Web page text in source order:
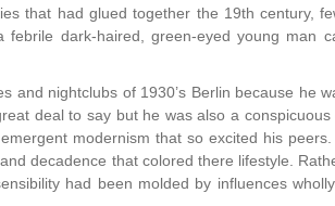
that had glued together the 19th century,
dark-haired, green-eyed young man
and nightclubs of 1930’s Berlin because he
deal to say but he was also a
modernism that so excited his
decadence that colored there lifestyle.
had been molded by influences